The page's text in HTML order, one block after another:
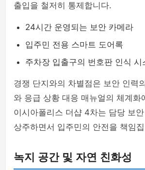
출입을 철저히 통제합니다.
24시간 운영되는 보안 카메라
입주민 전용 스마트 도어록
주차장 입출구의 번호판 인식 시
경쟁 단지와의 차별점은 보안 인력
와 응급 상황 대응 매뉴얼의 체계화
이시아폴리스 더샵 4차는 담당 보
상주하면서 입주민의 안전을 책임
녹지 공간 및 자연 친화성